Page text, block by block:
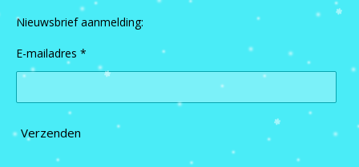
Nieuwsbrief aanmelding:
E-mailadres *
Verzenden